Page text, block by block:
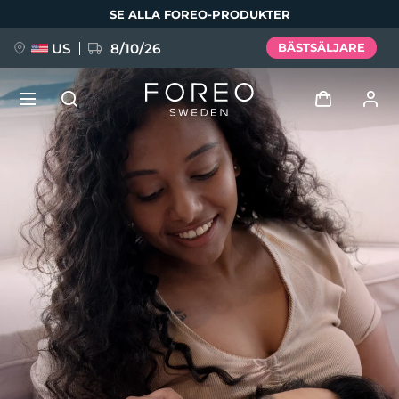
SE ALLA FOREO-PRODUKTER
US 8/10/26 BÄSTSÄLJARE
Logga in
Användarprofil
Mina enheter
Mina beställningar
Mina adresser
Mina prenumerationer
NYHET
FAQ™ Pure Beauty-Tech Elixir
BREAKING NEWS
issa™ Teeth Whitening Set
Språk
English Deutsch
Español
Français
Italiano
Português
Polski
Svenska
Русский
Türkçe
简体中文 繁體中文